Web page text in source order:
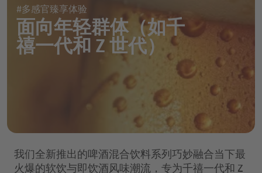
软糖
功能性糖浆
#多感官臻享体验
面向年轻群体（如千
禧一代和 Z 世代）
我们全新推出的啤酒混合饮料系列巧妙融合当下最
火爆的软饮与即饮酒风味潮流，专为千禧一代和 Z